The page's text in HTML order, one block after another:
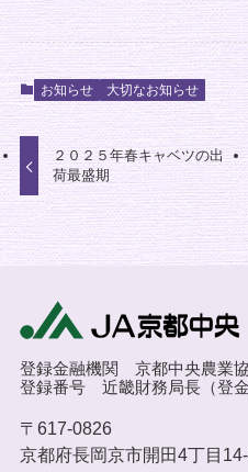
お知らせ 大切なお知らせ
２０２５年春キャベツの出
荷最盛期
登録金融機関 京都中央農業
登録番号 近畿財務局長（登
〒617-0826
京都府長岡京市開田4丁目